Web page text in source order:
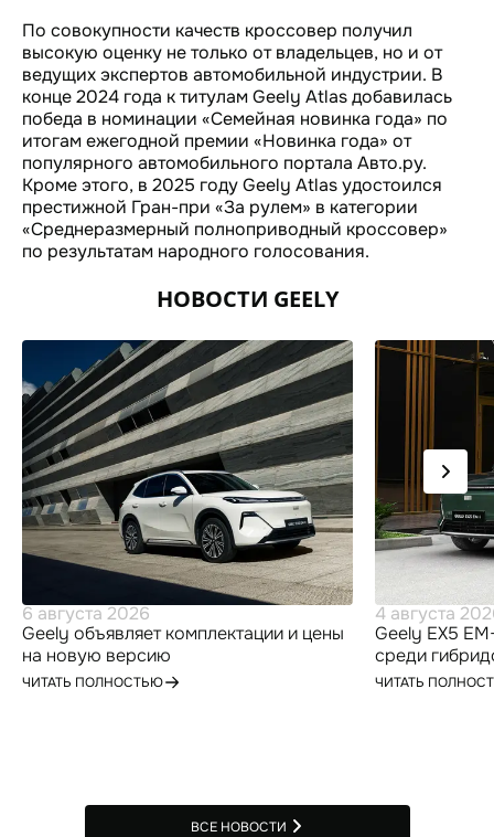
По совокупности качеств кроссовер получил
высокую оценку не только от владельцев, но и от
ведущих экспертов автомобильной индустрии. В
конце 2024 года к титулам Geely Atlas добавилась
победа в номинации «Семейная новинка года» по
итогам ежегодной премии «Новинка года» от
популярного автомобильного портала Авто.ру.
Кроме этого, в 2025 году Geely Atlas удостоился
престижной Гран-при «За рулем» в категории
«Среднеразмерный полноприводный кроссовер»
по результатам народного голосования.
НОВОСТИ GEELY
6 августа 2026
Geely объявляет комплектации и цены
на новую версию
высокотехнологичного гибридного
ЧИТАТЬ ПОЛНОСТЬЮ
4 августа
Geely EX5
среди
по итогам
ЧИТАТЬ
ВСЕ НОВОСТИ